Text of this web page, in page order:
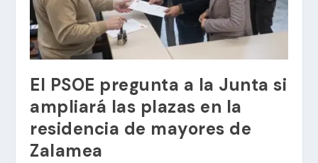
El PSOE pregunta a la Junta si
ampliará las plazas en la
residencia de mayores de
Zalamea